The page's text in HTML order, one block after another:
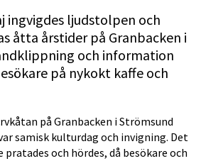
ingvigdes ljudstolpen och
åtta årstider på Granbacken i
och information
på nykokt kaffe och
på Granbacken i Strömsund
samisk kulturdag och invigning. Det
pratades och hördes, då besökare och